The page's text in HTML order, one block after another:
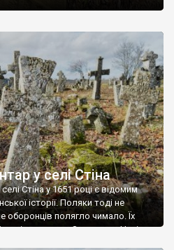
у селі Стіна
Стіна у 1651 році є відомим
історії. Поляки тоді не
оборонців полягло чимало. Їх
тоді називався Замковим. Нині на